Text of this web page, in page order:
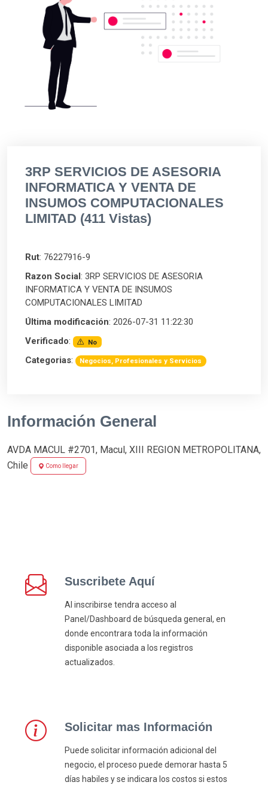
3RP SERVICIOS DE ASESORIA
INFORMATICA Y VENTA DE
INSUMOS COMPUTACIONALES
LIMITAD (411 Vistas)
Rut: 76227916-9
Razon Social : 3RP SERVICIOS DE ASESORIA
INFORMATICA Y VENTA DE INSUMOS
COMPUTACIONALES LIMITAD
Última modificación: 2026-07-31 11:22:30
Verificado: No
Categorias: Negocios, Profesionales y Servicios
Información General
AVDA MACUL #2701, Macul, XIII REGION METROPOLITANA,
Chile
Como llegar
Suscribete Aquí
Al inscribirse tendra acceso al
Panel/Dashboard de búsqueda general, en
donde encontrara toda la información
disponible asociada a los registros
actualizados.
Solicitar mas Información
Puede solicitar información adicional del
negocio, el proceso puede demorar hasta 5
días habiles y se indicara los costos si estos